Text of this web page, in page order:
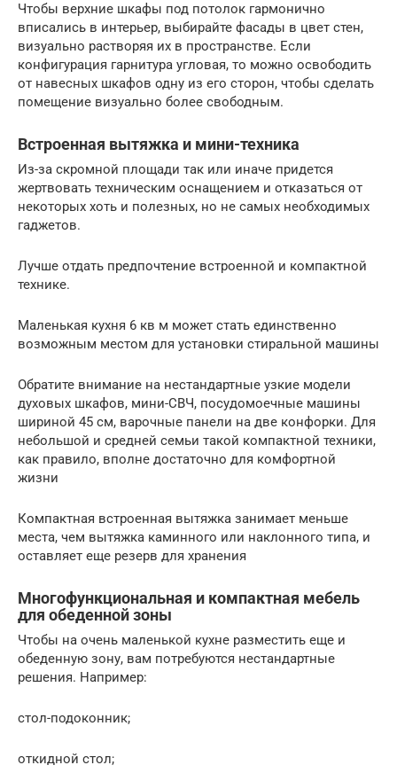
Чтобы верхние шкафы под потолок гармонично
вписались в интерьер, выбирайте фасады в цвет стен,
визуально растворяя их в пространстве. Если
конфигурация гарнитура угловая, то можно освободить
от навесных шкафов одну из его сторон, чтобы сделать
помещение визуально более свободным.
Встроенная вытяжка и мини-техника
Из-за скромной площади так или иначе придется
жертвовать техническим оснащением и отказаться от
некоторых хоть и полезных, но не самых необходимых
гаджетов.
Лучше отдать предпочтение встроенной и компактной
технике.
Маленькая кухня 6 кв м может стать единственно
возможным местом для установки стиральной машины
Обратите внимание на нестандартные узкие модели
духовых шкафов, мини-СВЧ, посудомоечные машины
шириной 45 см, варочные панели на две конфорки. Для
небольшой и средней семьи такой компактной техники,
как правило, вполне достаточно для комфортной
жизни
Компактная встроенная вытяжка занимает меньше
места, чем вытяжка каминного или наклонного типа, и
оставляет еще резерв для хранения
Многофункциональная и компактная мебель
для обеденной зоны
Чтобы на очень маленькой кухне разместить еще и
обеденную зону, вам потребуются нестандартные
решения. Например:
стол-подоконник;
откидной стол;